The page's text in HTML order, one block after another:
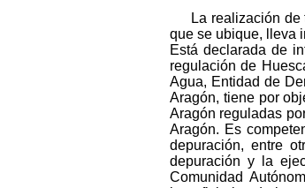
La realización
que se ubique, lleva
Está declarada de
regulación de
Agua, Entidad de
Aragón, tiene por
Aragón reguladas
Aragón. Es
depuración, entre
depuración y la
Comunidad